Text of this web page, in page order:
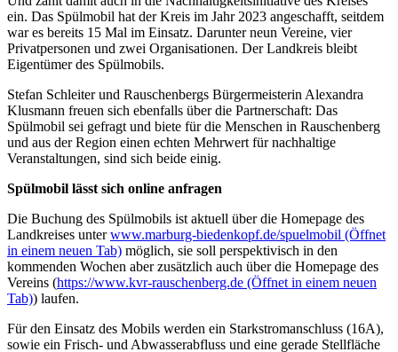
ein. Das Spülmobil hat der Kreis im Jahr 2023 angeschafft, seitdem
war es bereits 15 Mal im Einsatz. Darunter neun Vereine, vier
Privatpersonen und zwei Organisationen. Der Landkreis bleibt
Eigentümer des Spülmobils.
Stefan Schleiter und Rauschenbergs Bürgermeisterin Alexandra
Klusmann freuen sich ebenfalls über die Partnerschaft: Das
Spülmobil sei gefragt und biete für die Menschen in Rauschenberg
und aus der Region einen echten Mehrwert für nachhaltige
Veranstaltungen, sind sich beide einig.
Spülmobil lässt sich online anfragen
Die Buchung des Spülmobils ist aktuell über die Homepage des
Landkreises unterwww.marburg-biedenkopf.de/spuelmobil (Öffnet
in einem neuen Tab) möglich, sie soll perspektivisch in den
kommenden Wochen aber zusätzlich auch über die Homepage des
Vereins (https://www.kvr-rauschenberg.de (Öffnet in einem neuen
Tab)) laufen.
Für den Einsatz des Mobils werden ein Starkstromanschluss (16A),
sowie ein Frisch- und Abwasserabfluss und eine gerade Stellfläche